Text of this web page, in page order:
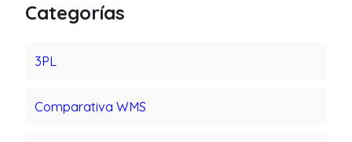
Categorías
3PL
Comparativa WMS